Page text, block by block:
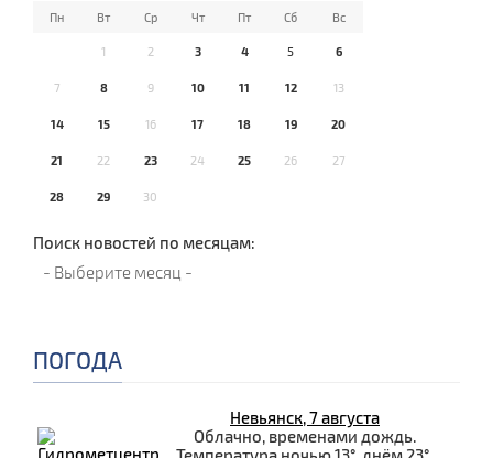
Пн Вт Ср Чт Пт Сб Вс
1 2 3 4 5 6
7 8 9 10 11 12 13
14 15 16 17 18 19 20
21 22 23 24 25 26 27
28 29 30
Поиск новостей по месяцам:
ПОГОДА
Невьянск, 7 августа
Облачно, временами дождь.